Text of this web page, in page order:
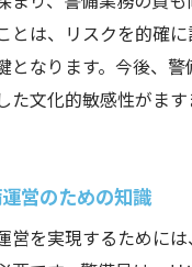
とは、リスクを的確
となります。今後、警
た文化的敏感性がま
営のための知識
営を実現するために